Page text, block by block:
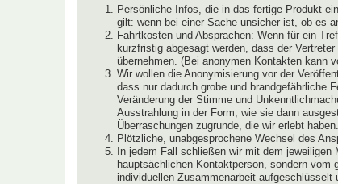
Persönliche Infos, die in das fertige Produkt
gilt: wenn bei einer Sache unsicher ist, ob es
Fahrtkosten und Absprachen: Wenn für ein
kurzfristig abgesagt werden, dass der
übernehmen. (Bei anonymen Kontakten kann
Wir wollen die Anonymisierung vor der
dass nur dadurch grobe und brandgefährliche
Veränderung der Stimme und
Ausstrahlung in der Form, wie sie dann
Überraschungen zugrunde, die wir erlebt
Plötzliche, unabgesprochene Wechsel des
In jedem Fall schließen wir mit dem
hauptsächlichen Kontaktperson, sondern vom
individuellen Zusammenarbeit aufgeschlüsselt